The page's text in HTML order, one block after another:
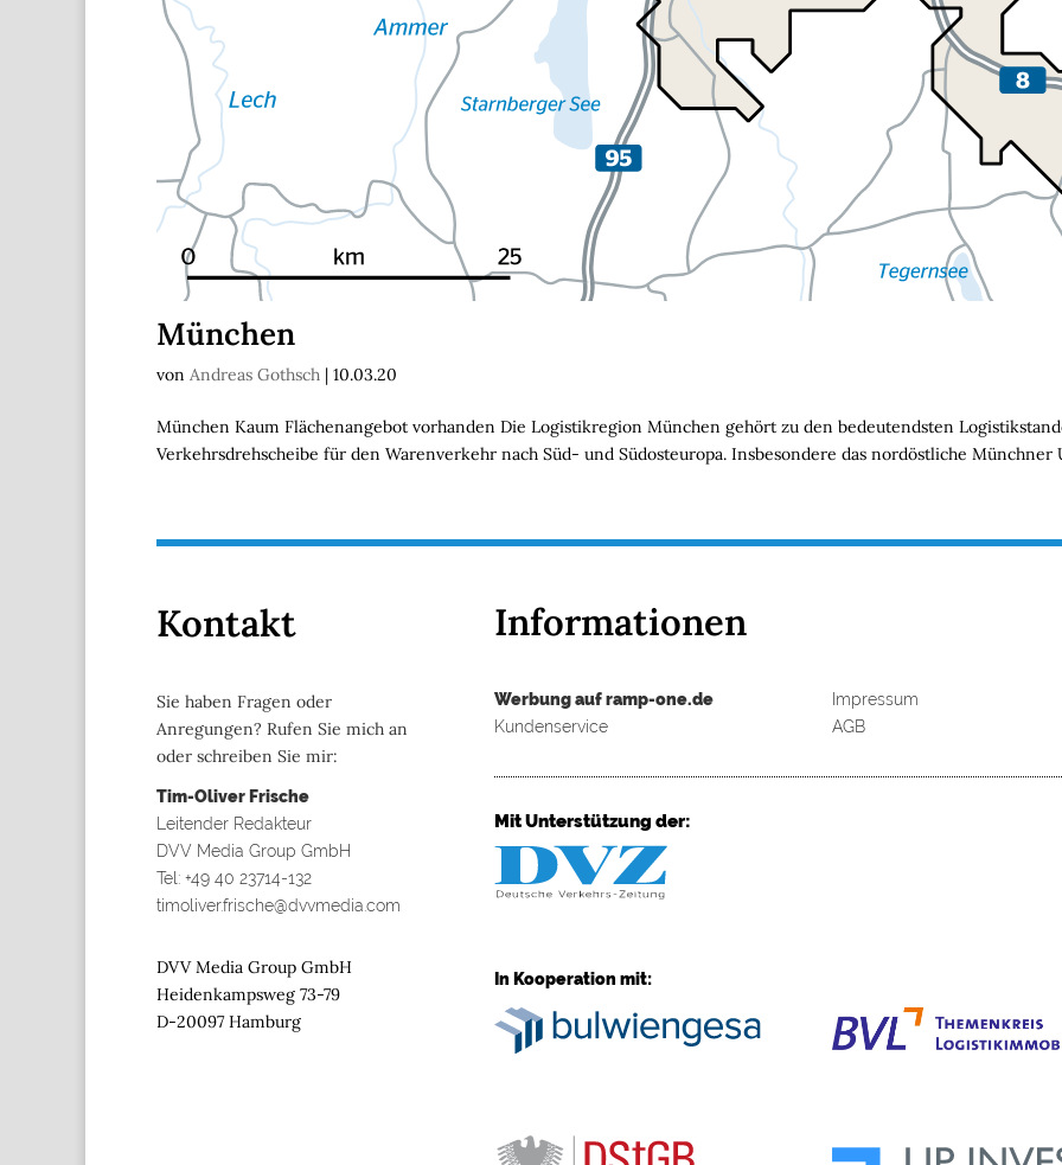
München
von Andreas Gothsch | 10.03.20
München Kaum Flächenangebot vorhanden Die Logistikregion München gehört zu den bedeutendsten
Verkehrsdrehscheibe für den Warenverkehr nach Süd- und Südosteuropa. Insbesondere das nordöstliche Münchner
Kontakt
Sie haben Fragen oder
Anregungen? Rufen Sie mich an
oder schreiben Sie mir:
Tim-Oliver Frische
Leitender Redakteur
DVV Media Group GmbH
Tel: +49 40 23714-132
timoliver.frische@dvvmedia.com
DVV Media Group GmbH
Heidenkampsweg 73-79
D-20097 Hamburg
Informationen
Werbung auf ramp-one.de
Kundenservice
Impressum
AGB
Mit Unterstützung der:
In Kooperation mit: